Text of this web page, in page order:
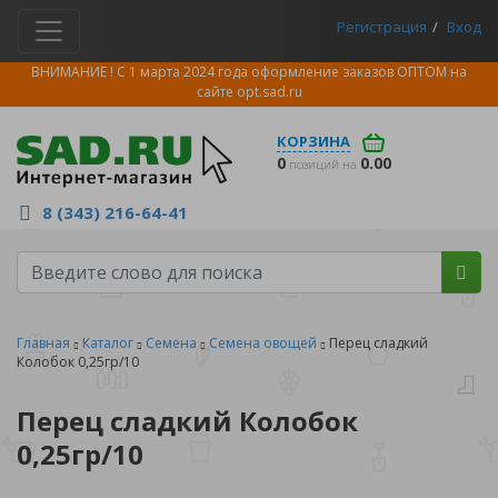
Регистрация Вход
ВНИМАНИЕ ! С 1 марта 2024 года оформление заказов ОПТОМ на
сайте opt.sad.ru
КОРЗИНА
0 позиций на 0.00
8 (343) 216-64-41
Главная Каталог Семена Семена овощей
Перец сладкий
Колобок 0,25гр/10
Перец сладкий Колобок
0,25гр/10